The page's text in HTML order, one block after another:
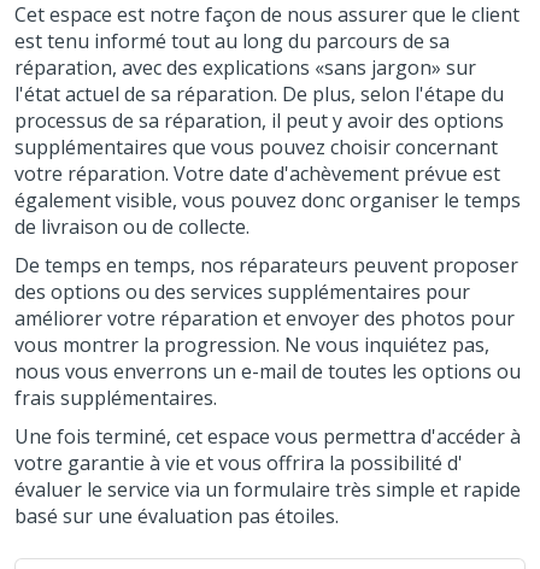
Cet espace est notre façon de nous assurer que le client
est tenu informé tout au long du parcours de sa
réparation, avec des explications «sans jargon» sur
l'état actuel de sa réparation. De plus, selon l'étape du
processus de sa réparation, il peut y avoir des options
supplémentaires que vous pouvez choisir concernant
votre réparation. Votre date d'achèvement prévue est
également visible, vous pouvez donc organiser le temps
de livraison ou de collecte.
De temps en temps, nos réparateurs peuvent proposer
des options ou des services supplémentaires pour
améliorer votre réparation et envoyer des photos pour
vous montrer la progression. Ne vous inquiétez pas,
nous vous enverrons un e-mail de toutes les options ou
frais supplémentaires.
Une fois terminé, cet espace vous permettra d'accéder à
votre garantie à vie et vous offrira la possibilité d'
évaluer le service via un formulaire très simple et rapide
basé sur une évaluation pas étoiles.